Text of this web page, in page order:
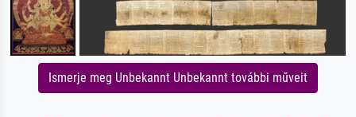
Ismerje meg Unbekannt Unbekannt további műveit